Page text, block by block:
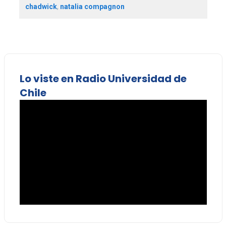
chadwick, natalia compagnon
Lo viste en Radio Universidad de
Chile